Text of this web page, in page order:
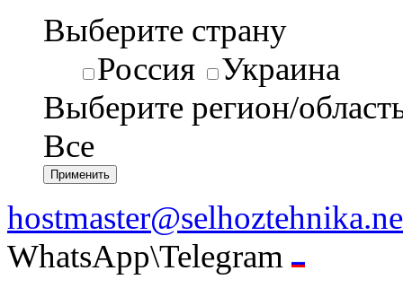
Выберите страну
Россия
Украина
Выберите регион/
Все
WhatsApp\Telegram